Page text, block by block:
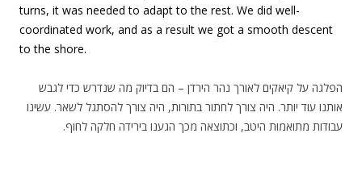
turns, it was needed to adapt to the rest. We did well-
coordinated work, and as a result we got a smooth descent
to the shore.
הפלגה על קיאקים לאורך נהר הירדן – הם בדיוק מה שנדרש כדי לגבש
אותנו עוד יותר. היה צורך לחתור בתורות, היה צורך להסתגל לשאר. עשינו
עבודות מתואמות היטב, וכתוצאה מכך הגענו בירידה חלקה לחוף.